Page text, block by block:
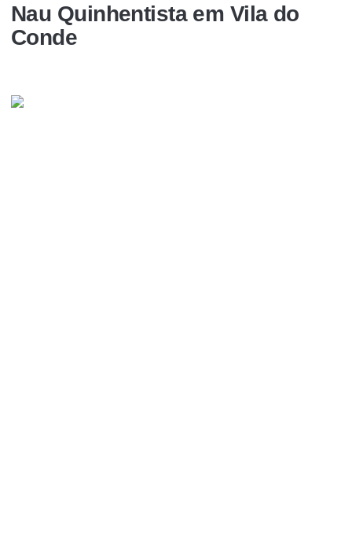
Nau Quinhentista em Vila do
Conde